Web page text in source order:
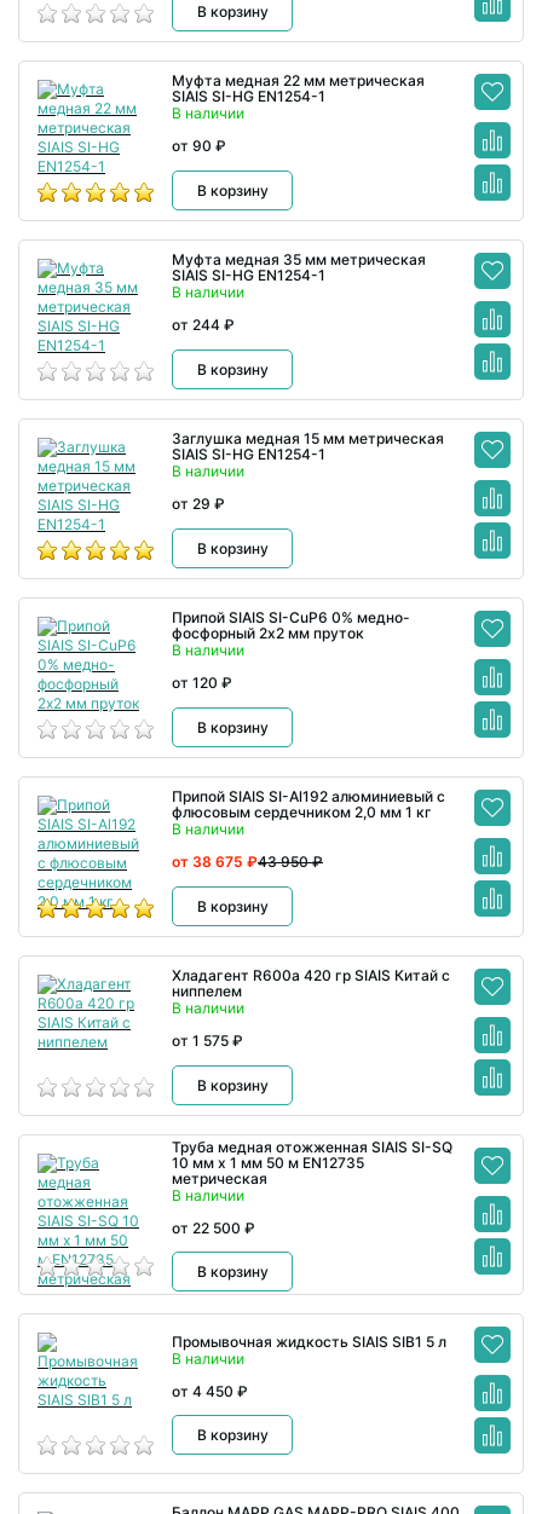
В корзину
Муфта медная 22 мм метрическая
SIAIS SI-HG EN1254-1
В наличии
от 90 ₽
В корзину
Муфта медная 35 мм метрическая
SIAIS SI-HG EN1254-1
В наличии
от 244 ₽
В корзину
Заглушка медная 15 мм метрическая
SIAIS SI-HG EN1254-1
В наличии
от 29 ₽
В корзину
Припой SIAIS SI-CuP6 0% медно-
фосфорный 2х2 мм пруток
В наличии
от 120 ₽
В корзину
Припой SIAIS SI-Al192 алюминиевый с
флюсовым сердечником 2,0 мм 1 кг
В наличии
43 950 ₽
от 38 675 ₽
В корзину
Хладагент R600a 420 гр SIAIS Китай с
ниппелем
В наличии
от 1 575 ₽
В корзину
Труба медная отожженная SIAIS SI-SQ
10 мм x 1 мм 50 м EN12735
метрическая
В наличии
от 22 500 ₽
В корзину
Промывочная жидкость SIAIS SIB1 5 л
В наличии
от 4 450 ₽
В корзину